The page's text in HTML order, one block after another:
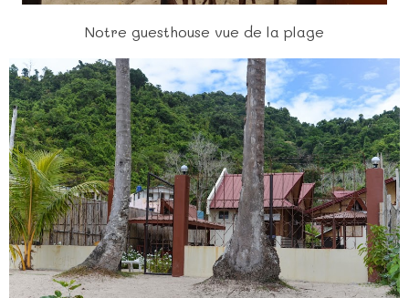
Notre guesthouse vue de la plage